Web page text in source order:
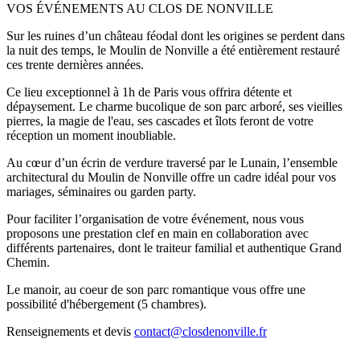
VOS ÉVÉNEMENTS AU CLOS DE NONVILLE
Sur les ruines d’un château féodal dont les origines se perdent dans
la nuit des temps, le Moulin de Nonville a été entièrement restauré
ces trente dernières années.
Ce lieu exceptionnel à 1h de Paris vous offrira détente et
dépaysement. Le charme bucolique de son parc arboré, ses vieilles
pierres, la magie de l'eau, ses cascades et îlots feront de votre
réception un moment inoubliable.
Au cœur d’un écrin de verdure traversé par le Lunain, l’ensemble
architectural du Moulin de Nonville offre un cadre idéal pour vos
mariages, séminaires ou garden party.
Pour faciliter l’organisation de votre événement, nous vous
proposons une prestation clef en main en collaboration avec
différents partenaires, dont le traiteur familial et authentique Grand
Chemin.
Le manoir, au coeur de son parc romantique vous offre une
possibilité d'hébergement (5 chambres).
Renseignements et devis contact@closdenonville.fr